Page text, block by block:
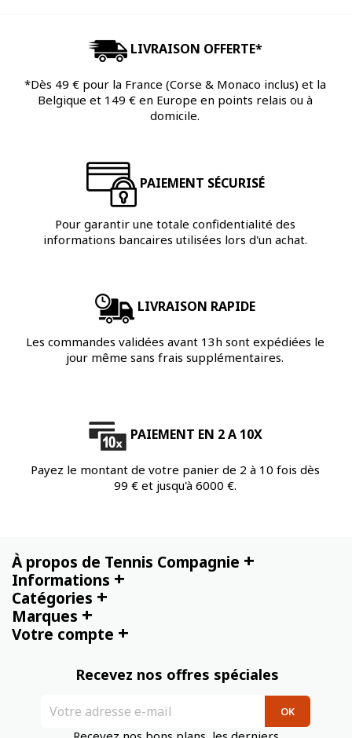
LIVRAISON OFFERTE*
*Dès 49 € pour la France (Corse & Monaco inclus) et la
Belgique et 149 € en Europe en points relais ou à
domicile.
PAIEMENT SÉCURISÉ
Pour garantir une totale confidentialité des
informations bancaires utilisées lors d'un achat.
LIVRAISON RAPIDE
Les commandes validées avant 13h sont expédiées le
jour même sans frais supplémentaires.
PAIEMENT EN 2 A 10X
Payez le montant de votre panier de 2 à 10 fois dès
99 € et jusqu'à 6000 €.
À propos de Tennis Compagnie +
Informations +
Catégories +
Marques +
Votre compte +
Recevez nos offres spéciales